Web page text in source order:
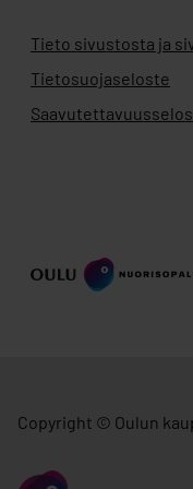
Tieto sivustosta ja
Tietosuojaseloste
Copyright © Oulun
siirry ouka.fi